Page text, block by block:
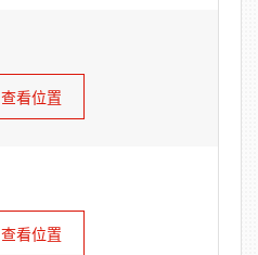
查看位置
查看位置